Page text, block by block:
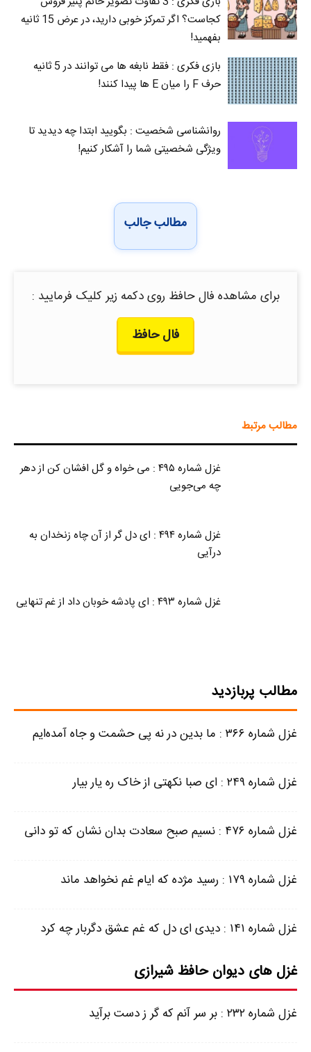
کجاست؟ اگر تمرکز خوبی دارید، در عرض 15 ثانیه
بفهمید!
بازی فکری : فقط نابغه ها می توانند در 5 ثانیه
حرف F را میان E‌ ها پیدا کنند!
روانشناسی شخصیت : بگویید ابتدا چه دیدید تا
ویژگی شخصیتی شما را آشکار کنیم!
مطالب جالب
برای مشاهده فال حافظ روی دکمه زیر کلیک فرمایید :
فال حافظ
مطالب مرتبط
غزل شماره ۴۹۵ : می خواه و گل افشان کن از دهر
چه می‌جویی
غزل شماره ۴۹۴ : ای دل گر از آن چاه زنخدان به
درآیی
غزل شماره ۴۹۳ : ای پادشه خوبان داد از غم تنهایی
مطالب پربازدید
غزل شماره ۳۶۶ : ما بدین در نه پی حشمت و جاه آمده‌ایم
غزل شماره ۲۴۹ : ای صبا نکهتی از خاک ره یار بیار
غزل شماره ۴۷۶ : نسیم صبح سعادت بدان نشان که تو دانی
غزل شماره ۱۷۹ : رسید مژده که ایام غم نخواهد ماند
غزل شماره ۱۴۱ : دیدی ای دل که غم عشق دگربار چه کرد
غزل های دیوان حافظ شیرازی
غزل شماره ۲۳۲ : بر سر آنم که گر ز دست برآید